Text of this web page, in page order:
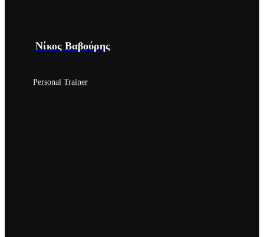
Νίκος Βαβούρης
Personal Trainer